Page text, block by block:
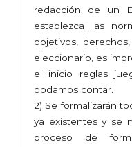
redacción de un
establezca las
objetivos,
eleccionario, es
el inicio reglas
podamos contar.
2) Se formalizarán
ya existentes y se
proceso de